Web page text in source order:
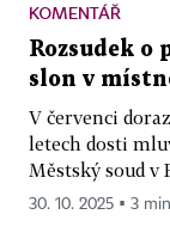
KOMENTÁŘ
Rozsudek o
slon v
V červenci
letech dosti
Městský soud v
30. 10. 2025 ▪ 3